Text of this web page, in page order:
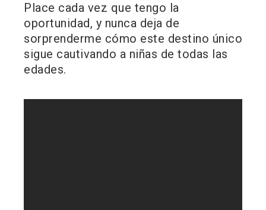
Place cada vez que tengo la
oportunidad, y nunca deja de
sorprenderme cómo este destino único
sigue cautivando a niñas de todas las
edades.